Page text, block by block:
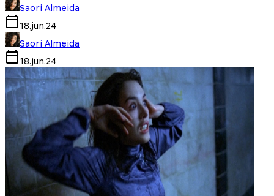
Saori Almeida
18.jun.24
Saori Almeida
18.jun.24